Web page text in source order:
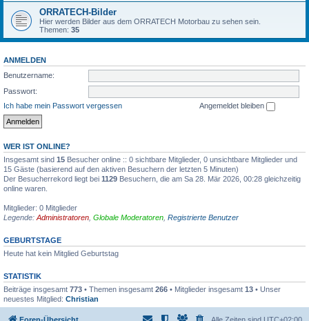
ORRATECH-Bilder
Hier werden Bilder aus dem ORRATECH Motorbau zu sehen sein.
Themen: 35
ANMELDEN
Benutzername:
Passwort:
Ich habe mein Passwort vergessen
Angemeldet bleiben
WER IST ONLINE?
Insgesamt sind 15 Besucher online :: 0 sichtbare Mitglieder, 0 unsichtbare Mitglieder und
15 Gäste (basierend auf den aktiven Besuchern der letzten 5 Minuten)
Der Besucherrekord liegt bei 1129 Besuchern, die am Sa 28. Mär 2026, 00:28 gleichzeitig
online waren.
Mitglieder: 0 Mitglieder
Legende: Administratoren Globale Moderatoren Registrierte Benutzer
GEBURTSTAGE
Heute hat kein Mitglied Geburtstag
STATISTIK
Beiträge insgesamt 773 • Themen insgesamt 266 • Mitglieder insgesamt 13 • Unser
neuestes Mitglied: Christian